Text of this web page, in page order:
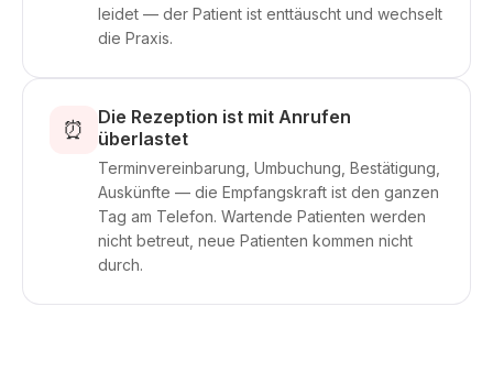
leidet — der Patient ist enttäuscht und wechselt
die Praxis.
⏰
Die Rezeption ist mit Anrufen
überlastet
Terminvereinbarung, Umbuchung, Bestätigung,
Auskünfte — die Empfangskraft ist den ganzen
Tag am Telefon. Wartende Patienten werden
nicht betreut, neue Patienten kommen nicht
durch.